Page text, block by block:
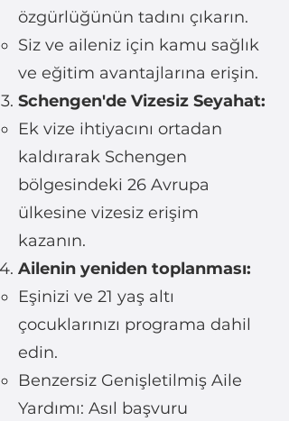
özgürlüğünün tadını çıkarın.
Siz ve aileniz için kamu sağlık
ve eğitim avantajlarına erişin.
Schengen'de Vizesiz Seyahat:
Ek vize ihtiyacını ortadan
kaldırarak Schengen
bölgesindeki 26 Avrupa
ülkesine vizesiz erişim
kazanın.
Ailenin yeniden toplanması:
Eşinizi ve 21 yaş altı
çocuklarınızı programa dahil
edin.
Benzersiz Genişletilmiş Aile
Yardımı: Asıl başvuru